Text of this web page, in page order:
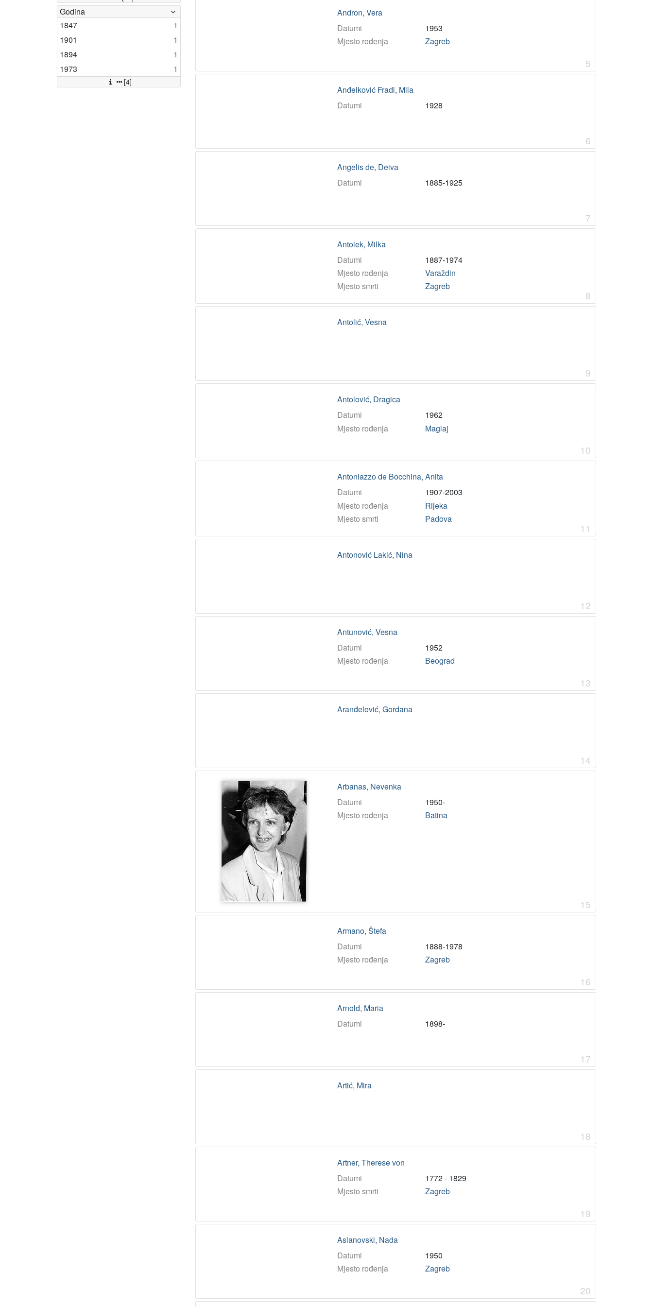
Godina
1847
1
1901
1
1894
1
1973
1
[4]
Andron, Vera
Datumi
1953
Mjesto rođenja
Zagreb
5
Anđelković Fradl, Mila
Datumi
1928
6
Angelis de, Deiva
Datumi
1885-1925
7
Antolek, Milka
Datumi
1887-1974
Mjesto rođenja
Varaždin
Mjesto smrti
Zagreb
8
Antolić, Vesna
9
Antolović, Dragica
Datumi
1962
Mjesto rođenja
Maglaj
10
Antoniazzo de Bocchina, Anita
Datumi
1907-2003
Mjesto rođenja
Rijeka
Mjesto smrti
Padova
11
Antonović Lakić, Nina
12
Antunović, Vesna
Datumi
1952
Mjesto rođenja
Beograd
13
Aranđelović, Gordana
14
Arbanas, Nevenka
Datumi
1950-
Mjesto rođenja
Batina
15
Armano, Štefa
Datumi
1888-1978
Mjesto rođenja
Zagreb
16
Arnold, Maria
Datumi
1898-
17
Artić, Mira
18
Artner, Therese von
Datumi
1772 - 1829
Mjesto smrti
Zagreb
19
Aslanovski, Nada
Datumi
1950
Mjesto rođenja
Zagreb
20